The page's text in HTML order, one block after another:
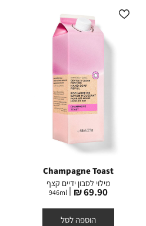
Champagne Toast
מילוי לסבון ידיים קצף
מחיר
69.90 ₪
946ml
הוספה לסל